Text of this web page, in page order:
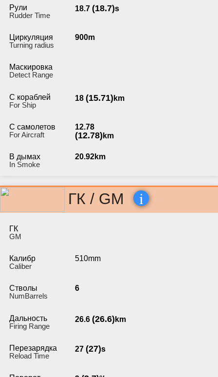
Рули
Rudder Time
18.7 (18.7)s
Циркуляция
Turning radius
900m
Маскировка
Detect Range
С кораблей
For Ship
18 (15.71) km
С самолетов
For Aircraft
12.78
(12.78) km
В дымах
In Smoke
20.92km
ГК / GM i
ГК
GM
Калибр
Caliber
510mm
Стволы
NumBarrels
6
Дальность
Firing Range
26.6 (26.6) km
Перезарядка
Reload Time
27 (27)s